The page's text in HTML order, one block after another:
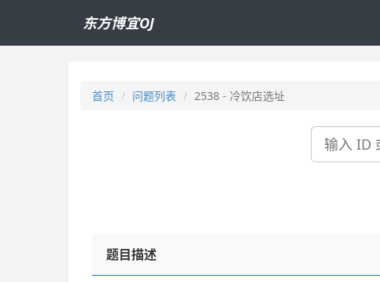
东方博宜OJ
首页 问题列表 2538 - 冷饮店选址
搜
题目描述